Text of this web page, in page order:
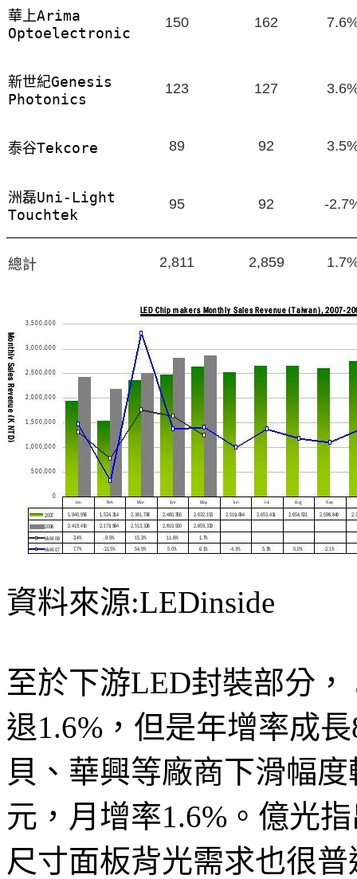
華上Arima
Optoelectronic
150 162
新世紀Genesis
Photonics
123 127
泰谷Tekcore 89 92
洲磊Uni-Light
Touchtek
95 92 -
總計 2,811 2,859
資料來源:LEDinside
至於下游LED封裝部分
退1.6%，但是年增率成
貝、華興等廠商下滑幅
元，月增率1.6%。億光
尺寸面板背光需求也很